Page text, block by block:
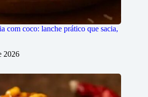
com coco: lanche prático que sacia,
2026